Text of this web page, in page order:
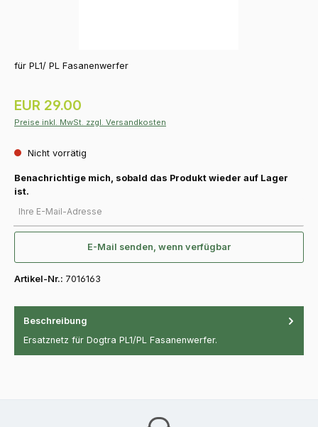
für PL1/ PL Fasanenwerfer
Regulärer Preis:
EUR 29.00
Preise inkl. MwSt. zzgl. Versandkosten
Nicht vorrätig
Benachrichtige mich, sobald das Produkt wieder auf Lager
ist.
E-Mail senden, wenn verfügbar
Artikel-Nr.: 7016163
Beschreibung
Ersatznetz für Dogtra PL1/PL Fasanenwerfer.